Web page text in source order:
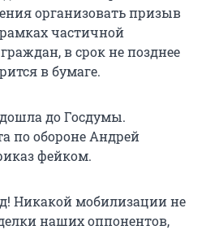
организовать призыв
частичной
в срок не позднее
в бумаге.
до Госдумы.
по обороне Андрей
фейком.
Никакой мобилизации не
наших оппонентов,